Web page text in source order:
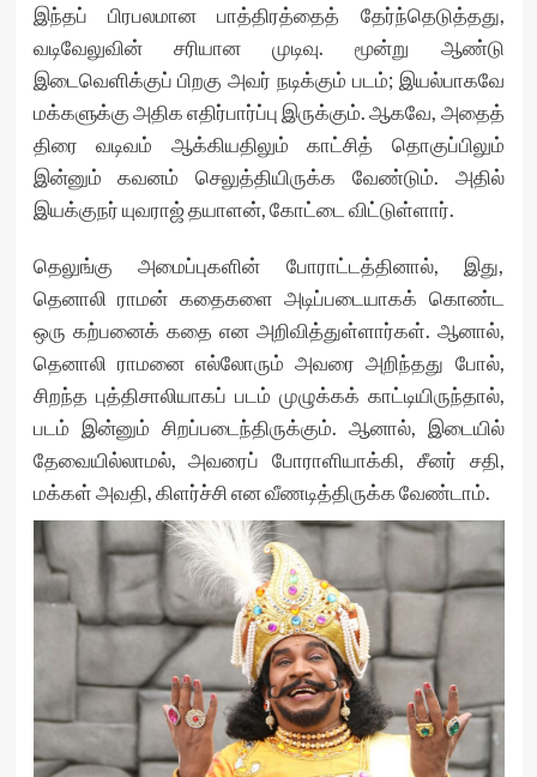
இந்தப் பிரபலமான பாத்திரத்தைத் தேர்ந்தெடுத்தது,
வடிவேலுவின் சரியான முடிவு. மூன்று ஆண்டு
இடைவெளிக்குப் பிறகு அவர் நடிக்கும் படம்; இயல்பாகவே
மக்களுக்கு அதிக எதிர்பார்ப்பு இருக்கும். ஆகவே, அதைத்
திரை வடிவம் ஆக்கியதிலும் காட்சித் தொகுப்பிலும்
இன்னும் கவனம் செலுத்தியிருக்க வேண்டும். அதில்
இயக்குநர் யுவராஜ் தயாளன், கோட்டை விட்டுள்ளார்.
தெலுங்கு அமைப்புகளின் போராட்டத்தினால், இது,
தெனாலி ராமன் கதைகளை அடிப்படையாகக் கொண்ட
ஒரு கற்பனைக் கதை என அறிவித்துள்ளார்கள். ஆனால்,
தெனாலி ராமனை எல்லோரும் அவரை அறிந்தது போல்,
சிறந்த புத்திசாலியாகப் படம் முழுக்கக் காட்டியிருந்தால்,
படம் இன்னும் சிறப்படைந்திருக்கும். ஆனால், இடையில்
தேவையில்லாமல், அவரைப் போராளியாக்கி, சீனர் சதி,
மக்கள் அவதி, கிளர்ச்சி என வீணடித்திருக்க வேண்டாம்.